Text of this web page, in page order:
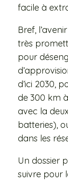
facile à
Bref,
très
pour
d’ici 2030,
de 300 km
avec la
batteries),
dans les
Un dossier
suivre pour